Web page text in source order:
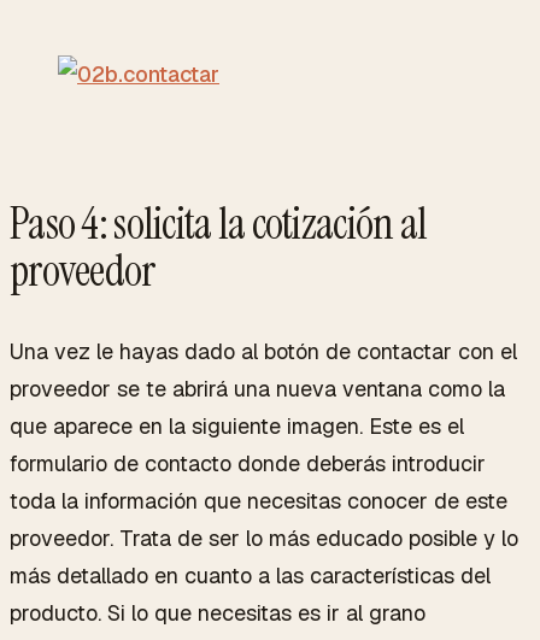
Paso 4: solicita la cotización al
proveedor
Una vez le hayas dado al botón de contactar con el
proveedor se te abrirá una nueva ventana como la
que aparece en la siguiente imagen. Este es el
formulario de contacto donde deberás introducir
toda la información que necesitas conocer de este
proveedor. Trata de ser lo más educado posible y lo
más detallado en cuanto a las características del
producto. Si lo que necesitas es ir al grano